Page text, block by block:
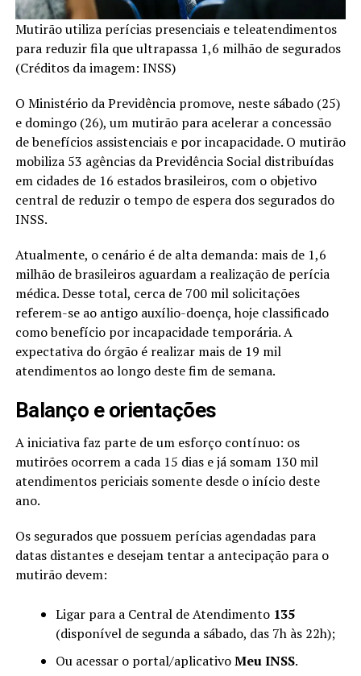
Mutirão utiliza perícias presenciais e teleatendimentos
para reduzir fila que ultrapassa 1,6 milhão de segurados
(Créditos da imagem: INSS)
O Ministério da Previdência promove, neste sábado (25)
e domingo (26), um mutirão para acelerar a concessão
de benefícios assistenciais e por incapacidade. O mutirão
mobiliza 53 agências da Previdência Social distribuídas
em cidades de 16 estados brasileiros, com o objetivo
central de reduzir o tempo de espera dos segurados do
INSS.
Atualmente, o cenário é de alta demanda: mais de 1,6
milhão de brasileiros aguardam a realização de perícia
médica. Desse total, cerca de 700 mil solicitações
referem-se ao antigo auxílio-doença, hoje classificado
como benefício por incapacidade temporária. A
expectativa do órgão é realizar mais de 19 mil
atendimentos ao longo deste fim de semana.
Balanço e orientações
A iniciativa faz parte de um esforço contínuo: os
mutirões ocorrem a cada 15 dias e já somam 130 mil
atendimentos periciais somente desde o início deste
ano.
Os segurados que possuem perícias agendadas para
datas distantes e desejam tentar a antecipação para o
mutirão devem:
Ligar para a Central de Atendimento 135
(disponível de segunda a sábado, das 7h às 22h);
Ou acessar o portal/aplicativoMeu INSS.